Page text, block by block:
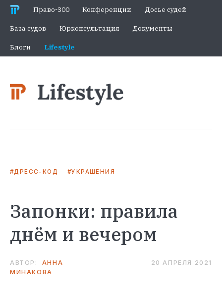
Право-300 Конференции Досье судей
База судов Юрконсультация Документы
Блоги Lifestyle
ДРЕСС-КОД УКРАШЕНИЯ
Запонки: правила
днём и вечером
АВТОР: АННА
МИНАКОВА
20 АПРЕЛЯ 2021